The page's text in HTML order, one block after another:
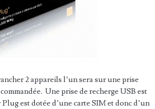
2 appareils l’un sera sur une prise
Une prise de recherge USB est
est dotée d’une carte SIM et donc d’un